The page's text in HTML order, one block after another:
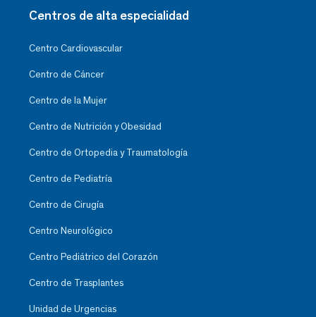
Centros de alta especialidad
Centro Cardiovascular
Centro de Cáncer
Centro de la Mujer
Centro de Nutrición y Obesidad
Centro de Ortopedia y Traumatología
Centro de Pediatría
Centro de Cirugía
Centro Neurológico
Centro Pediátrico del Corazón
Centro de Trasplantes
Unidad de Urgencias